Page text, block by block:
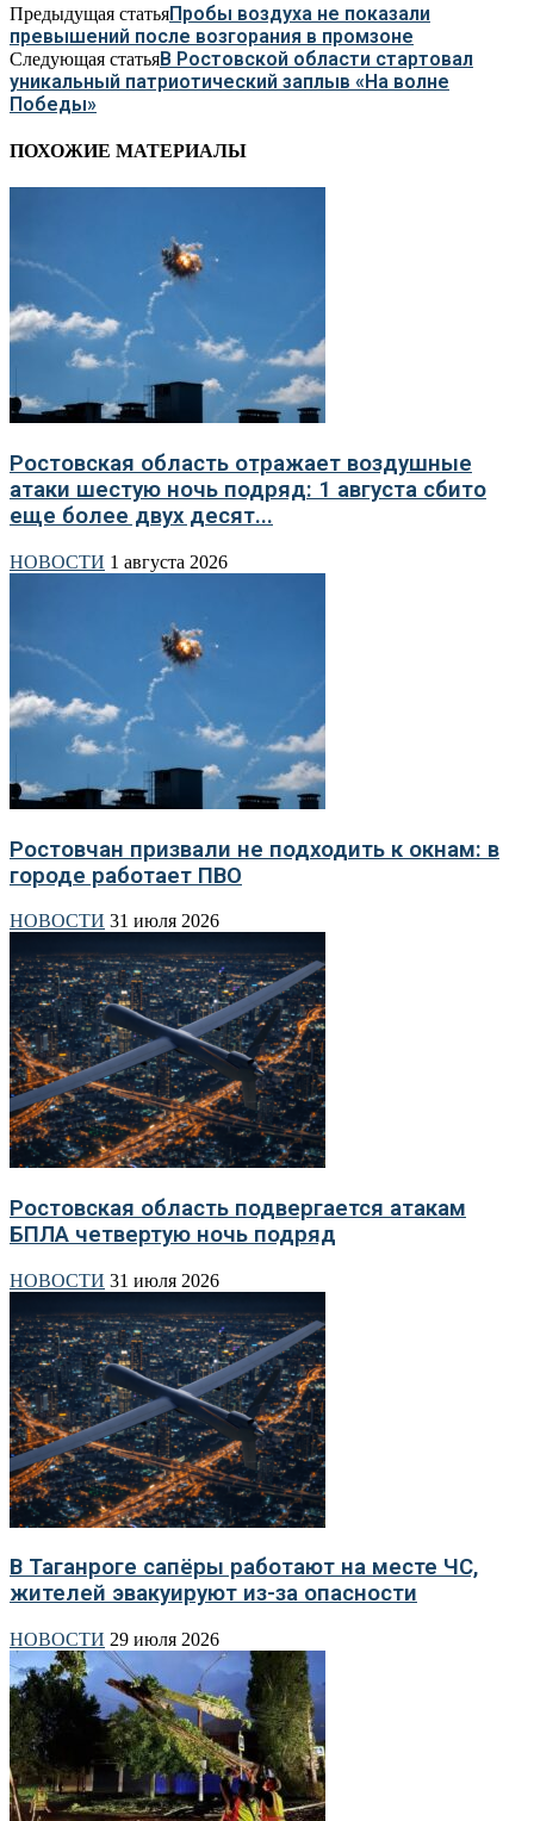
Предыдущая статьяПробы воздуха не показали
превышений после возгорания в промзоне
Следующая статьяВ Ростовской области стартовал
уникальный патриотический заплыв «На волне
Победы»
ПОХОЖИЕ МАТЕРИАЛЫ
Ростовская область отражает воздушные
атаки шестую ночь подряд: 1 августа сбито
еще более двух десят...
НОВОСТИ 1 августа 2026
Ростовчан призвали не подходить к окнам: в
городе работает ПВО
НОВОСТИ 31 июля 2026
Ростовская область подвергается атакам
БПЛА четвертую ночь подряд
НОВОСТИ 31 июля 2026
В Таганроге сапёры работают на месте ЧС,
жителей эвакуируют из-за опасности
НОВОСТИ 29 июля 2026